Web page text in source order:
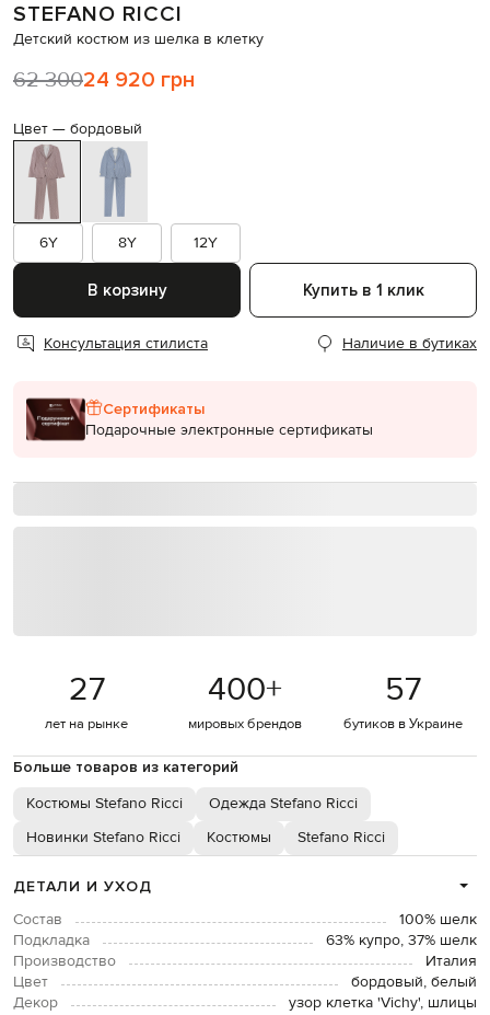
STEFANO RICCI
Детский костюм из шелка в клетку
62 30024 920 грн
Цвет — бордовый
6Y 8Y 12Y
В корзину Купить в 1 клик
Консультация стилиста Наличие в бутиках
Сертификаты
Подарочные электронные сертификаты
27
лет на рынке
400+
мировых брендов
57
бутиков в Украине
Больше товаров из категорий
Костюмы Stefano Ricci
Одежда Stefano Ricci
Новинки Stefano Ricci
Костюмы Stefano Ricci
ДЕТАЛИ И УХОД
Состав
100% шелк
Подкладка
63% купро, 37% шелк
Производство
Италия
Цвет
бордовый, белый
Декор
узор клетка 'Vichy', шлицы